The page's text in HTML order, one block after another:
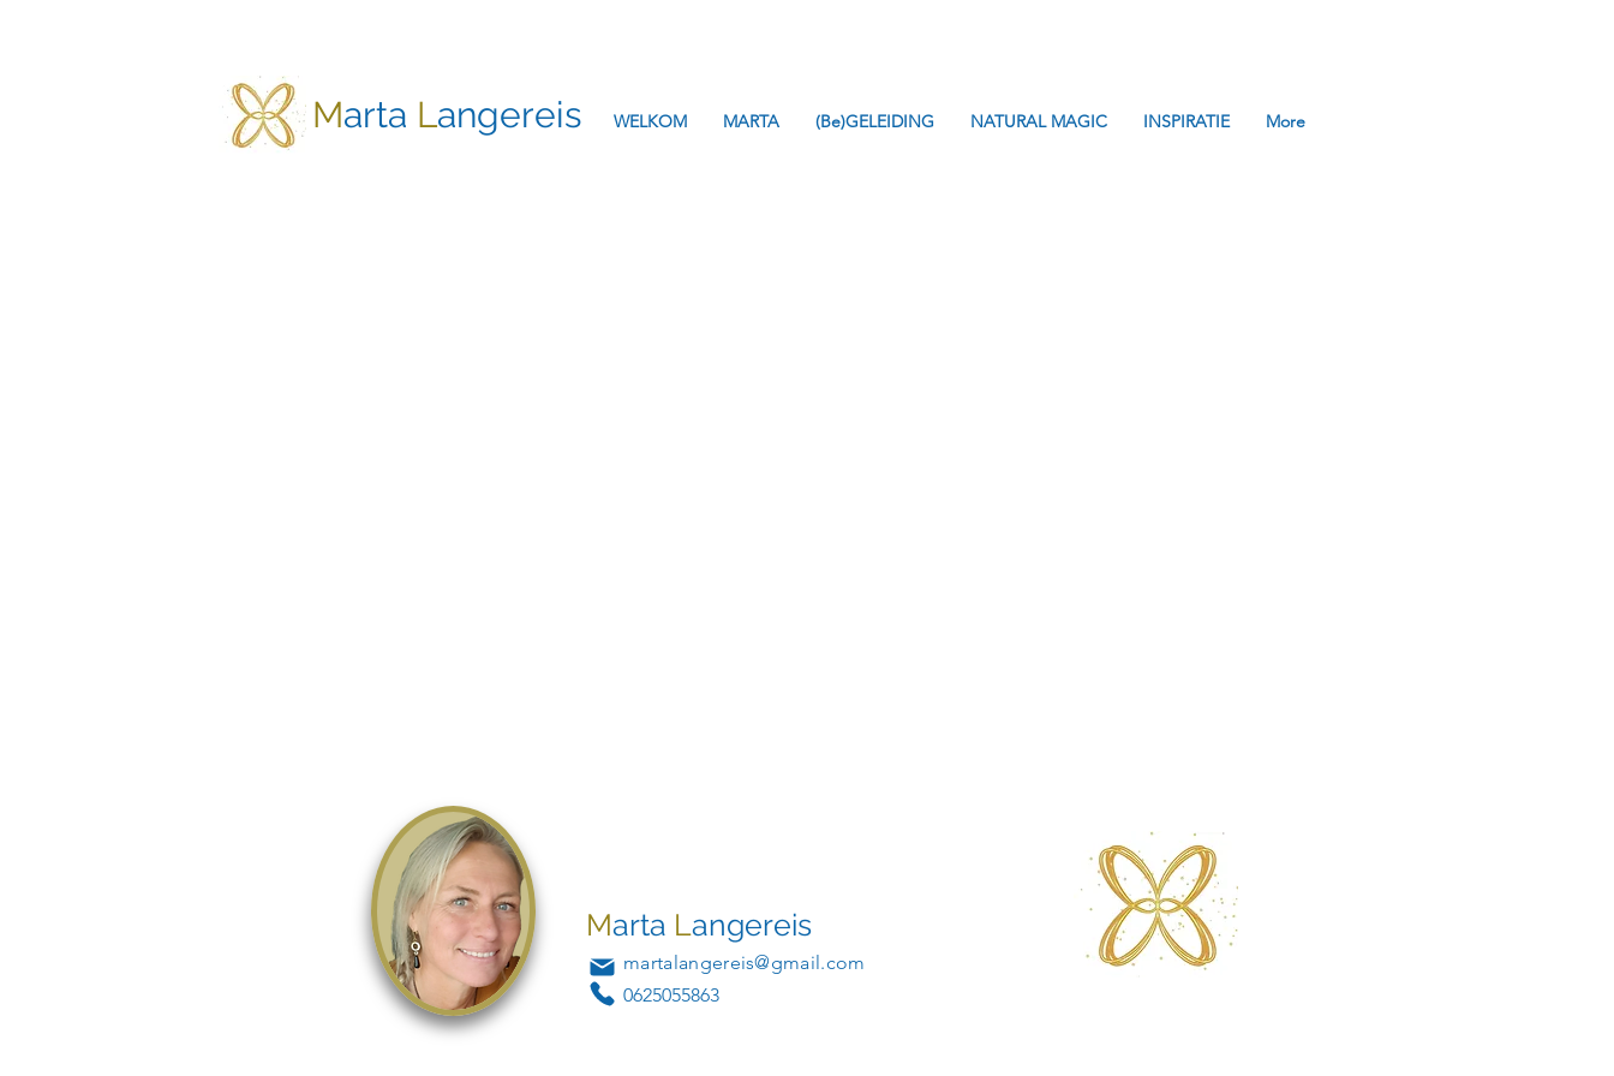
Marta Langereis WELKOM MARTA (Be)GELEIDING NATURAL MAGIC INSPIRATIE More
Marta Langereis
martalangereis@gmail.com
0625055863